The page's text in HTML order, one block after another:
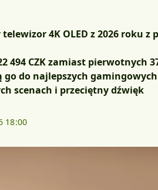
telewizor 4K OLED z 2026 roku
494 CZK zamiast pierwotnych
go do najlepszych
scenach i przeciętny dźwięk
18:00